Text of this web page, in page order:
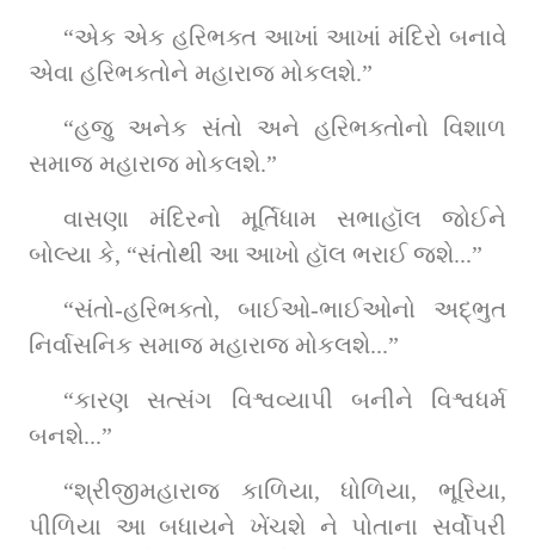
“એક એક હરિભક્ત આખાં આખાં મંદિરો બનાવે
એવા હરિભક્તોને મહારાજ મોકલશે.”
“હજુ અનેક સંતો અને હરિભક્તોનો વિશાળ
સમાજ મહારાજ મોકલશે.”
વાસણા મંદિરનો મૂર્તિધામ સભાહૉલ જોઈને
બોલ્યા કે, “સંતોથી આ આખો હૉલ ભરાઈ જશે...”
“સંતો-હરિભક્તો, બાઈઓ-ભાઈઓનો અદ્‌ભુત
નિર્વાસનિક સમાજ મહારાજ મોકલશે...”
“કારણ સત્સંગ વિશ્વવ્યાપી બનીને વિશ્વધર્મ
બનશે...”
“શ્રીજીમહારાજ કાળિયા, ધોળિયા, ભૂરિયા,
પીળિયા આ બધાયને ખેંચશે ને પોતાના સર્વોપરી